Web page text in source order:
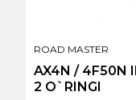
AX4N / 4F50N
2 O`RINGI
PRODUCENT
ROAD MASTER